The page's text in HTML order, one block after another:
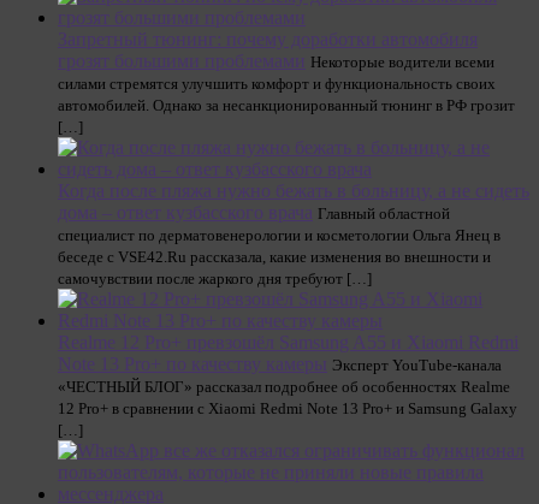
Запретный тюнинг: почему доработки автомобиля
грозят большими проблемами Некоторые водители всеми
силами стремятся улучшить комфорт и функциональность своих
автомобилей. Однако за несанкционированный тюнинг в РФ грозит
[…]
Когда после пляжа нужно бежать в больницу, а не сидеть
дома – ответ кузбасского врача Главный областной
специалист по дерматовенерологии и косметологии Ольга Янец в
беседе с VSE42.Ru рассказала, какие изменения во внешности и
самочувствии после жаркого дня требуют […]
Realme 12 Pro+ превзошёл Samsung A55 и Xiaomi Redmi
Note 13 Pro+ по качеству камеры Эксперт YouTube-канала
«ЧЕСТНЫЙ БЛОГ» рассказал подробнее об особенностях Realme
12 Pro+ в сравнении с Xiaomi Redmi Note 13 Pro+ и Samsung Galaxy
[…]